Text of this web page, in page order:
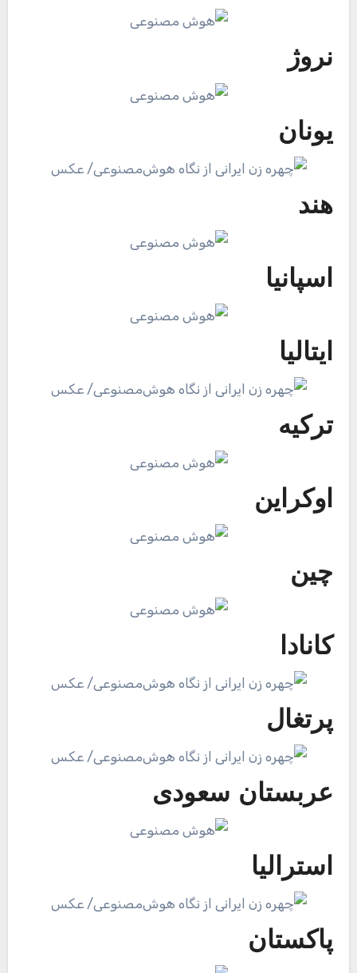
نروژ
یونان
هند
اسپانیا
ایتالیا
ترکیه
اوکراین
چین
کانادا
پرتغال
عربستان سعودی
استرالیا
پاکستان